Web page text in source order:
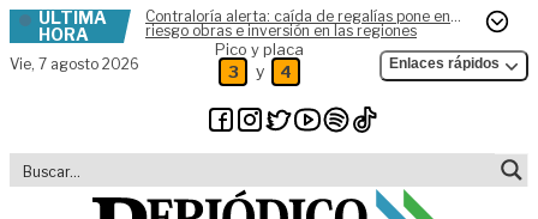
Skip to content
ÚLTIMA
HORA
Contraloría alerta: caída de regalías pone en
riesgo obras e inversión en las regiones
Vie, 7 agosto 2026
Pico y placa
3 y 4 Enlaces rápidos